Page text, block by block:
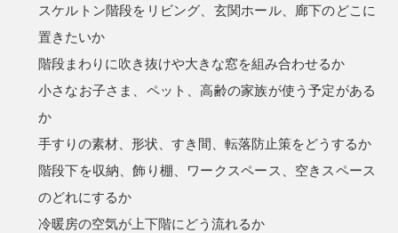
スケルトン階段をリビング、玄関ホール、廊下のどこに
置きたいか
階段まわりに吹き抜けや大きな窓を組み合わせるか
小さなお子さま、ペット、高齢の家族が使う予定がある
か
手すりの素材、形状、すき間、転落防止策をどうするか
階段下を収納、飾り棚、ワークスペース、空きスペース
のどれにするか
冷暖房の空気が上下階にどう流れるか